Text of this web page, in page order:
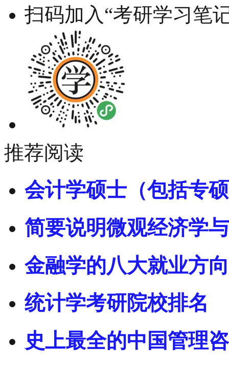
扫码加入“考研学习笔
推荐阅读
会计学硕士（包括专
简要说明微观经济学
金融学的八大就业方
统计学考研院校排名
史上最全的中国管理